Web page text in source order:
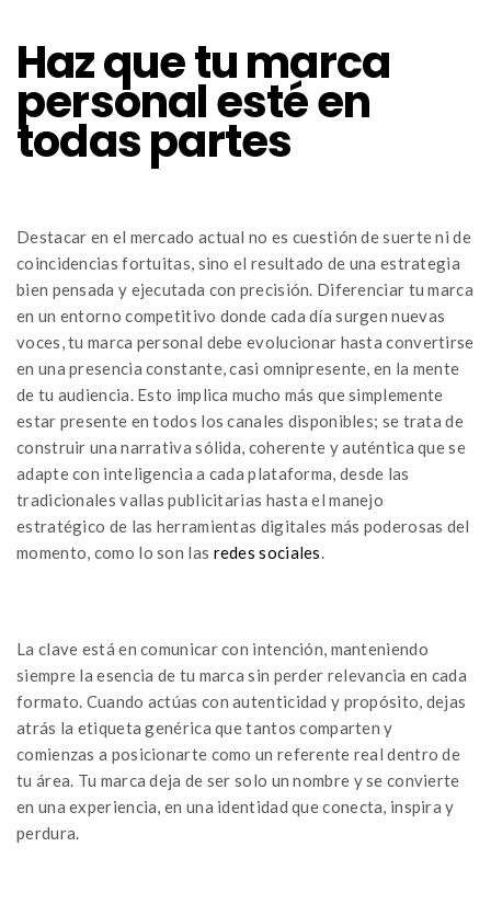
Haz que tu marca
personal esté en
todas partes
Destacar en el mercado actual no es cuestión de suerte ni de
coincidencias fortuitas, sino el resultado de una estrategia
bien pensada y ejecutada con precisión. Diferenciar tu marca
en un entorno competitivo donde cada día surgen nuevas
voces, tu marca personal debe evolucionar hasta convertirse
en una presencia constante, casi omnipresente, en la mente
de tu audiencia. Esto implica mucho más que simplemente
estar presente en todos los canales disponibles; se trata de
construir una narrativa sólida, coherente y auténtica que se
adapte con inteligencia a cada plataforma, desde las
tradicionales vallas publicitarias hasta el manejo
estratégico de las herramientas digitales más poderosas del
momento, como lo son las redes sociales.
La clave está en comunicar con intención, manteniendo
siempre la esencia de tu marca sin perder relevancia en cada
formato. Cuando actúas con autenticidad y propósito, dejas
atrás la etiqueta genérica que tantos comparten y
comienzas a posicionarte como un referente real dentro de
tu área. Tu marca deja de ser solo un nombre y se convierte
en una experiencia, en una identidad que conecta, inspira y
perdura.